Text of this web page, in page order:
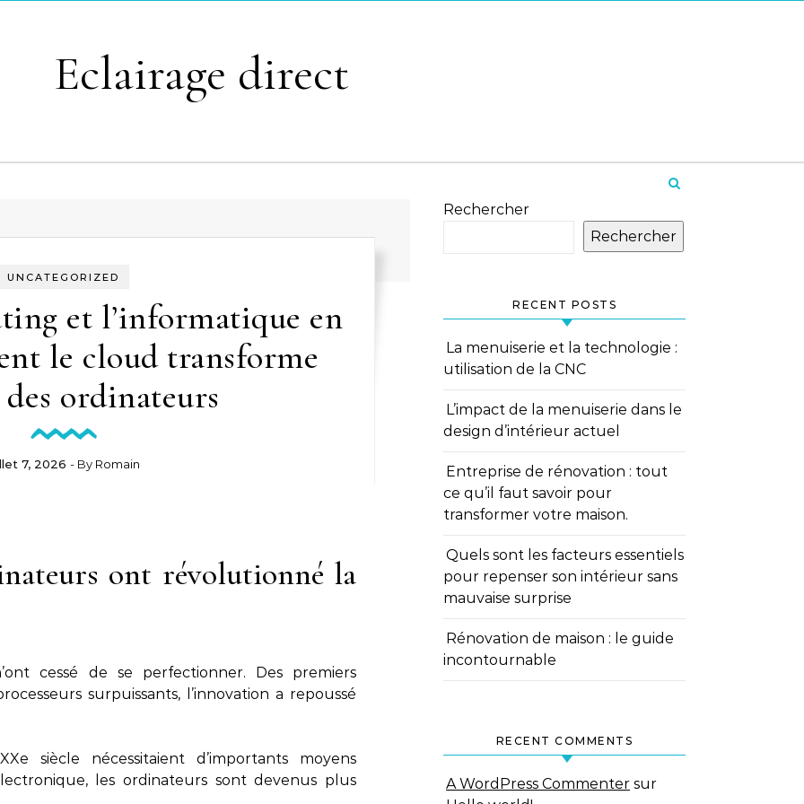
Eclairage direct
UNCATEGORIZED
et l’informatique en
le cloud transforme
des ordinateurs
7, 2026 - By Romain
ont révolutionné la
cessé de se perfectionner. Des premiers
surpuissants, l’innovation a repoussé
siècle nécessitaient d’importants moyens
les ordinateurs sont devenus plus
Rechercher
Rechercher
RECENT POSTS
La menuiserie et la technologie :
utilisation de la CNC
L’impact de la menuiserie dans le
design d’intérieur actuel
Entreprise de rénovation : tout
ce qu’il faut savoir pour
transformer votre maison.
Quels sont les facteurs essentiels
pour repenser son intérieur sans
mauvaise surprise
Rénovation de maison : le guide
incontournable
RECENT COMMENTS
A WordPress Commenter sur